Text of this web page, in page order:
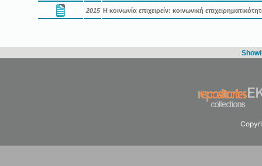
2015 Η κοινωνία επιχειρείν: κοινωνική